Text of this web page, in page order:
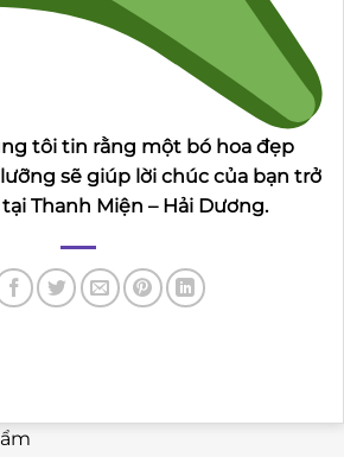
tôi tin rằng một bó hoa đẹp
sẽ giúp lời chúc của bạn trở
Thanh Miện – Hải Dương.